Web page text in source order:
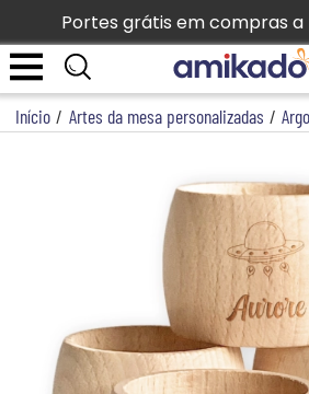
Portes grátis em compras
Início / Artes da mesa personalizadas /